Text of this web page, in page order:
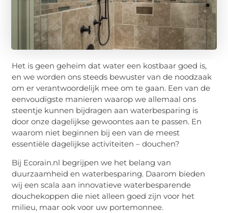
Het is geen geheim dat water een kostbaar goed is,
en we worden ons steeds bewuster van de noodzaak
om er verantwoordelijk mee om te gaan. Een van de
eenvoudigste manieren waarop we allemaal ons
steentje kunnen bijdragen aan waterbesparing is
door onze dagelijkse gewoontes aan te passen. En
waarom niet beginnen bij een van de meest
essentiële dagelijkse activiteiten – douchen?
Bij Ecorain.nl begrijpen we het belang van
duurzaamheid en waterbesparing. Daarom bieden
wij een scala aan innovatieve waterbesparende
douchekoppen die niet alleen goed zijn voor het
milieu, maar ook voor uw portemonnee.